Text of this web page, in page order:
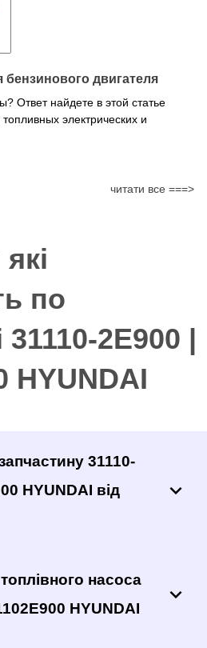
двигателя
Ответ найдете в этой статье
электрических и
читати все ===>
по
31110-2E900 |
HYUNDAI
31110-
HYUNDAI від
насоса
HYUNDAI